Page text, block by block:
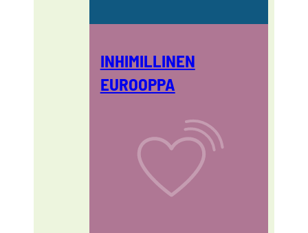
INHIMILLINEN
EUROOPPA